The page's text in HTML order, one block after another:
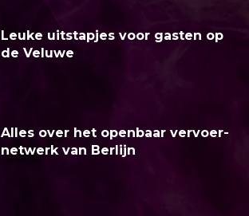
Leuke uitstapjes voor gasten op
de Veluwe
Alles over het openbaar vervoer-
netwerk van Berlijn